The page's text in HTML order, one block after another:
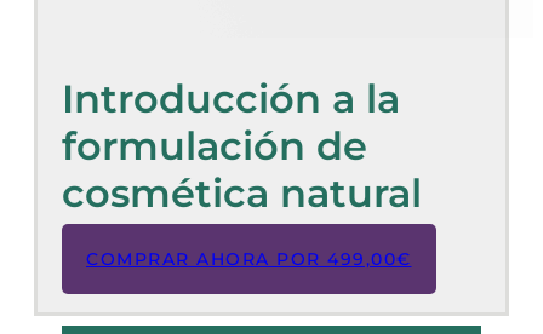
Introducción a la
formulación de
cosmética natural
COMPRAR AHORA POR 499,00€